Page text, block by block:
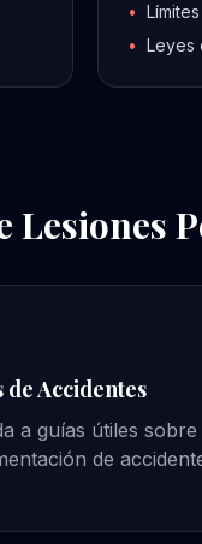
•
• Leyes
Lesiones
de Accidentes
a guías útiles sobre
de